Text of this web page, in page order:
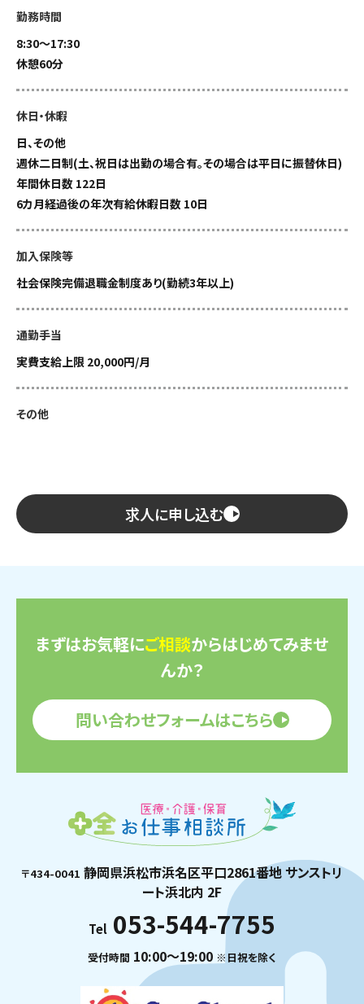
勤務時間
8:30～17:30
休憩60分
休日・休暇
日、その他
週休二日制(土、祝日は出勤の場合有。その場合は平日に振替休日)
年間休日数 122日
6カ月経過後の年次有給休暇日数 10日
加入保険等
社会保険完備退職金制度あり(勤続3年以上)
通勤手当
実費支給上限 20,000円/月
その他
求人に申し込む
まずはお気軽にご相談からはじめてみませ
んか？
問い合わせフォームはこちら
〒434-0041 静岡県浜松市浜名区平口2861番地 サンストリ
ート浜北内 2F
Tel 053-544-7755
受付時間 10:00〜19:00 ※日祝を除く